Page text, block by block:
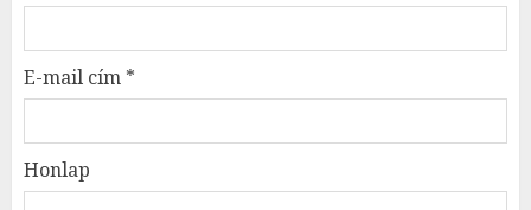
E-mail cím *
Honlap